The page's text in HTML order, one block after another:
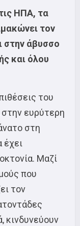
ΗΠΑ, τα
τον
στην άβυσσο
και όλου
του
ευρύτερη
στη
έχει
Μαζί
που
τον
κινδυνεύουν